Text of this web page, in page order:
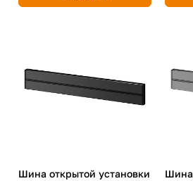
Шина открытой установки
Шина